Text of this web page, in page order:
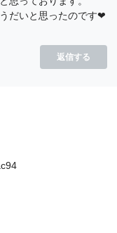
だいと思ったのです❤
返信する